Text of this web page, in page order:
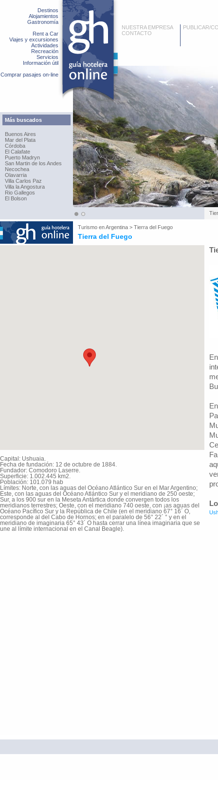
Destinos
Alojamientos
Gastronomía
Rent a Car
Viajes y excursiones
Actividades
Recreación
Servicios
Información útil
Comprar pasajes on-line
Más buscados
Buenos Aires
Mar del Plata
Córdoba
El Calafate
Puerto Madryn
San Martin de los Andes
Necochea
Olavarria
Villa Carlos Paz
Villa la Angostura
Rio Gallegos
El Bolson
NUESTRA EMPRESA
CONTACTO
PUBLICAR/
Turismo enArgentina > Tierra del Fuego
Tierra del Fuego
Capital: Ushuaia.
Fecha de fundación: 12 de octubre de 1884.
Fundador: Comodoro Laserre.
Superficie: 1.002.445 km2.
Población: 101.079 hab
Límites: Norte, con las aguas del Océano Atlántico Sur en el Mar Argentino;
Este, con las aguas del Océano Atlántico Sur y el meridiano de 250 oeste;
Sur, a los 900 sur en la Meseta Antártica donde convergen todos los
meridianos terrestres; Oeste, con el meridiano 740 oeste, con ¡as aguas del
Océano Pacífico Sur y la República de Chile (en el meridiano 67° 16´ O,
corresponde al del Cabo de Hornos; en el paralelo de 56° 22´ ° y en el
meridiano de imaginaria 65° 43´ O hasta cerrar una línea imaginaria que se
une al límite internacional en el Canal Beagle).